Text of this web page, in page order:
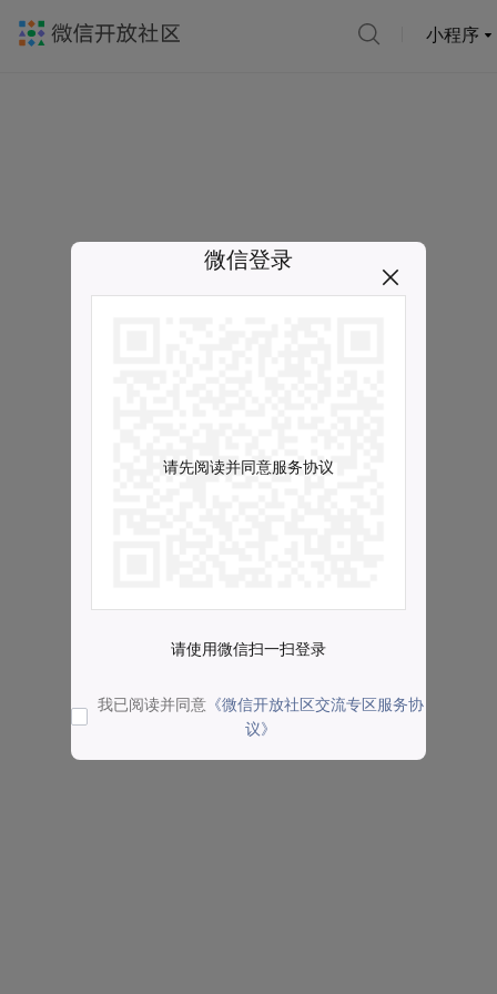
小程序
微信登录
请先阅读并同意服务协议
请使用微信扫一扫登录
我已阅读并同意 《微信开放社区交流专区服务协
议》